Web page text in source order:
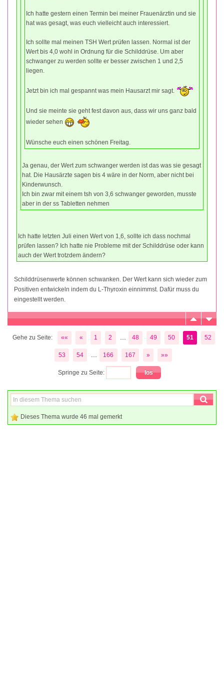
Ich hatte gestern einen Termin bei meiner Frauenärztin und sie
hat was gesagt, was euch vielleicht auch interessiert.
Ich sollte mal meinen TSH Wert prüfen lassen. Normal ist der
Wert bis 4,0 wohl in Ordnung für die Schilddrüse. Um aber
schwanger zu werden sollte er besser zwischen 1 und 2,5
liegen.
Jetzt bin ich mal gespannt was mein Hausarzt mir sagt.
Und sie meinte sie geht fest davon aus, dass wir uns ganz bald
wieder sehen
Wünsche euch einen schönen Freitag.
Ja genau, der Wert zum schwanger werden ist das was sie gesagt
hat. Die Hausärzte sagen bis 4 wäre in der Norm, aber nicht bei
Kinderwunsch.
Ich bin zwar mit einem tsh von 3,6 schwanger geworden, musste
aber in der ss Tabletten nehmen
Ich hatte letzten Juli einen Wert von 1,6, sollte ich dass nochmal
prüfen lassen? Ich hatte nie Probleme mit der Schilddrüse oder kann
auch der Wert trotzdem ändern?
Schilddrüsenwerte können schwanken. Der Wert kann sich wieder zum
Positiven entwickeln indem du L-Thyroxin einnimmst. Dafür muss du
eingestellt werden.
Gehe zu Seite: «« « 1 2 48 49 50 51 52
53 54 166 167 » »»
Springe zu Seite:
Dieses Thema wurde 46 mal gemerkt